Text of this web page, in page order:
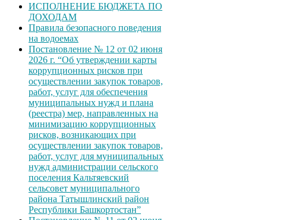
ИСПОЛНЕНИЕ БЮДЖЕТА ПО
ДОХОДАМ
Правила безопасного поведения
на водоемах
Постановление № 12 от 02 июня
2026 г. “Об утверждении карты
коррупционных рисков при
осуществлении закупок товаров,
работ, услуг для обеспечения
муниципальных нужд и плана
(реестра) мер, направленных на
минимизацию коррупционных
рисков, возникающих при
осуществлении закупок товаров,
работ, услуг для муниципальных
нужд администрации сельского
поселения Кальтяевский
сельсовет муниципального
района Татышлинский район
Республики Башкортостан”